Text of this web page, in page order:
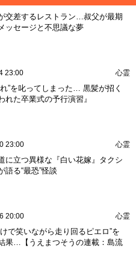
交差するレストラン…叔父が最期
ッセージと不思議な夢
23:00 心霊
”を叱ってしまった… 黒髪が招く
れた卒業式の予行演習』
23:00 心霊
に立つ異様な『白い花嫁』タクシ
語る“最恐”怪談
20:00 心霊
で笑いながら走り回るピエロ”を
果…【うえまつそうの連載：島流